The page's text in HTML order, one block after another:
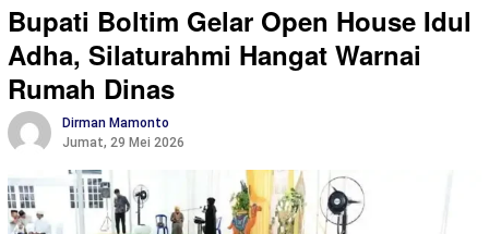
Bupati Boltim Gelar Open House Idul
Adha, Silaturahmi Hangat Warnai
Rumah Dinas
Dirman Mamonto
Jumat, 29 Mei 2026